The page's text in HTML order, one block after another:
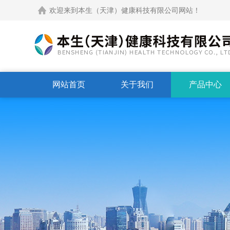
欢迎来到本生（天津）健康科技有限公司网站！
网站首页 关于我们 产品中心